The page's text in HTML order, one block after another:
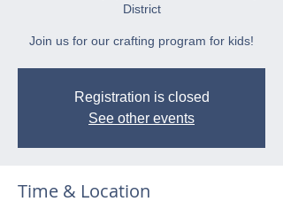
District
Join us for our crafting program for kids!
Registration is closed
See other events
Time & Location